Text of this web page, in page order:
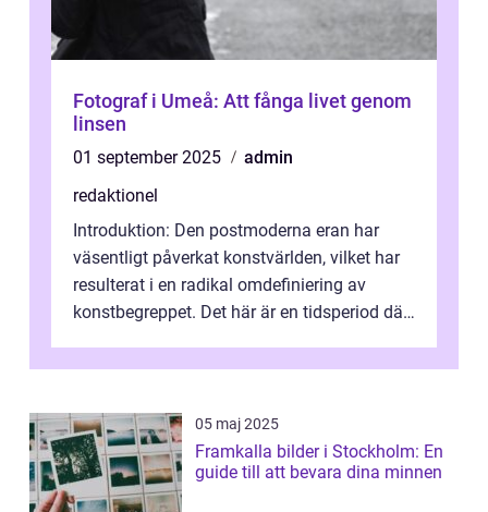
Fotograf i Umeå: Att fånga livet genom
linsen
01 september 2025
admin
redaktionel
Introduktion: Den postmoderna eran har
väsentligt påverkat konstvärlden, vilket har
resulterat i en radikal omdefiniering av
konstbegreppet. Det här är en tidsperiod där
05 maj 2025
Framkalla bilder i Stockholm: En
guide till att bevara dina minnen